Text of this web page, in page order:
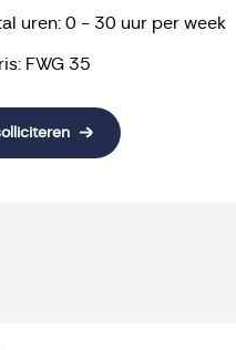
uren: 0 - 30 uur per week
FWG 35